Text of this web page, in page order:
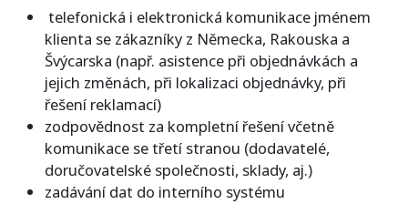
telefonická i elektronická komunikace jménem
klienta se zákazníky z Německa, Rakouska a
Švýcarska (např. asistence při objednávkách a
jejich změnách, při lokalizaci objednávky, při
řešení reklamací)
zodpovědnost za kompletní řešení včetně
komunikace se třetí stranou (dodavatelé,
doručovatelské společnosti, sklady, aj.)
zadávání dat do interního systému